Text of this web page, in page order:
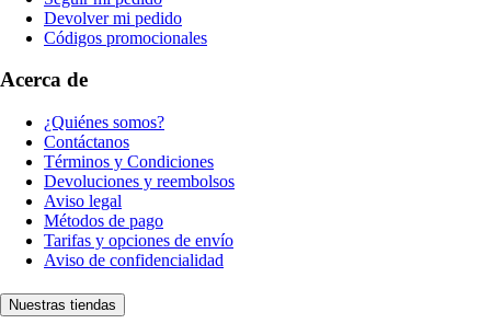
Devolver mi pedido
Códigos promocionales
Acerca de
¿Quiénes somos?
Contáctanos
Términos y Condiciones
Devoluciones y reembolsos
Aviso legal
Métodos de pago
Tarifas y opciones de envío
Aviso de confidencialidad
Nuestras tiendas